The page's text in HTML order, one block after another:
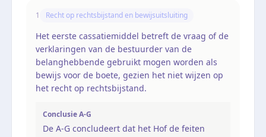
1 Recht op rechtsbijstand en bewijsuitsluiting
Het eerste cassatiemiddel betreft de vraag of de
verklaringen van de bestuurder van de
belanghebbende gebruikt mogen worden als
bewijs voor de boete, gezien het niet wijzen op
het recht op rechtsbijstand.
Conclusie A-G
De A-G concludeert dat het Hof de feiten